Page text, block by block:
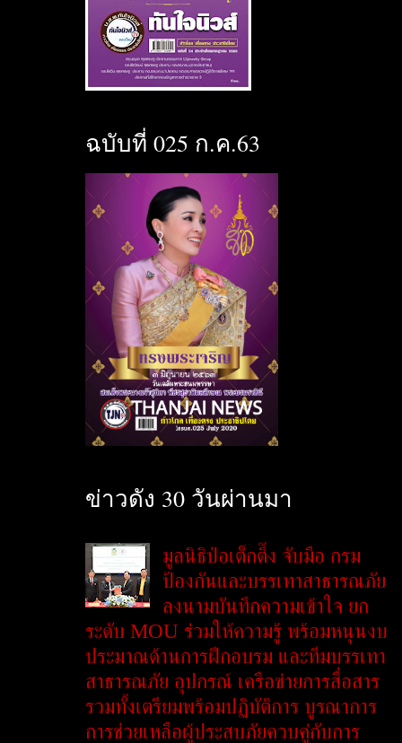
ฉบับที่ 025 ก.ค.63
ข่าวดัง 30 วันผ่านมา
มูลนิธิป่อเต็กตึ๊ง จับมือ กรม
ป้องกันและบรรเทาสาธารณภัย
ลงนามบันทึกความเข้าใจ ยก
ระดับ MOU ร่วมให้ความรู้ พร้อมหนุนงบ
ประมาณด้านการฝึกอบรม และทีมบรรเทา
สาธารณภัย อุปกรณ์ เครือข่ายการสื่อสาร
รวมทั้งเตรียมพร้อมปฏิบัติการ บูรณาการ
การช่วยเหลือผู้ประสบภัยควบคู่กับการ